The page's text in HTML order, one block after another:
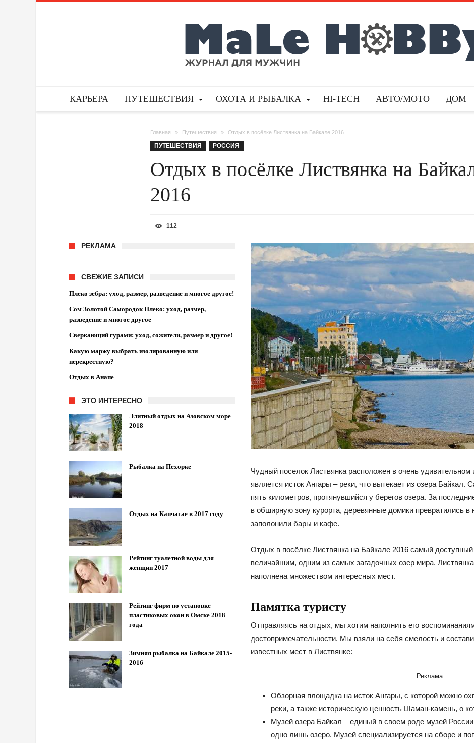
КАРЬЕРА ПУТЕШЕСТВИЯ ОХОТА И РЫБАЛКА HI-TECH АВТО/МОТО ДОМ
Главная Путешествия Отдых в посёлке Листвянка на Байкале 2016
ПУТЕШЕСТВИЯ РОССИЯ
Отдых в посёлке Листвянка на
2016
112
Чудный поселок Листвянка расположен в очень
является исток Ангары – реки, что вытекает из озера Байкал.
пять километров, протянувшийся у берегов озера. За
в обширную зону курорта, деревянные домики превратились
заполонили бары и кафе.
Отдых в посёлке Листвянка на Байкале 2016 самый доступный
величайшим, одним из самых загадочных озер мира.
наполнена множеством интересных мест.
Памятка туристу
Отправляясь на отдых, мы хотим наполнить его
достопримечательности. Мы взяли на себя смелость и
известных мест в Листвянке:
Реклама
Обзорная площадка на исток Ангары, с которой можно
реки, а также историческую ценность Шаман-камень, о
Музей озера Байкал – единый в своем роде музей
одно лишь озеро. Музей специализируется на сборе и
РЕКЛАМА
СВЕЖИЕ ЗАПИСИ
Плеко зебра: уход, размер, разведение и многое другое!
Сом Золотой Самородок Плеко: уход, размер,
разведение и многое другое
Сверкающий гурами: уход, сожители, размер и другое!
Какую маржу выбрать изолированную или
перекрестную?
Отдых в Анапе
ЭТО ИНТЕРЕСНО
Элитный отдых на Азовском море
2018
Рыбалка на Пехорке
Отдых на Капчагае в 2017 году
Рейтинг туалетной воды для
женщин 2017
Рейтинг фирм по установке
пластиковых окон в Омске 2018
года
Зимняя рыбалка на Байкале 2015-
2016